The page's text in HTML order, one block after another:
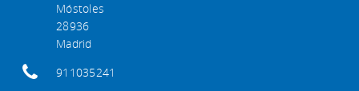
Móstoles
28936
Madrid
911035241